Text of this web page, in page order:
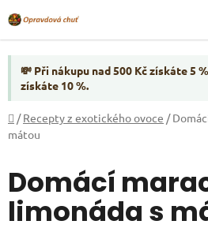
na
obsah
💸 Při nákupu nad 500 Kč získáte 5
získáte 10 %.
Domů
/ Recepty z exotického ovoce /
mátou
Domácí
limonáda s